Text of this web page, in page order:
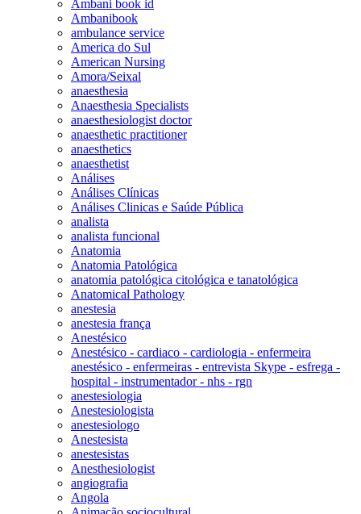
Ambani book id
Ambanibook
ambulance service
America do Sul
American Nursing
Amora/Seixal
anaesthesia
Anaesthesia Specialists
anaesthesiologist doctor
anaesthetic practitioner
anaesthetics
anaesthetist
Análises
Análises Clínicas
Análises Clinicas e Saúde Pública
analista
analista funcional
Anatomia
Anatomia Patológica
anatomia patológica citológica e tanatológica
Anatomical Pathology
anestesia
anestesia frança
Anestésico
Anestésico - cardiaco - cardiologia - enfermeira
anestésico - enfermeiras - entrevista Skype - esfrega -
hospital - instrumentador - nhs - rgn
anestesiologia
Anestesiologista
anestesiologo
Anestesista
anestesistas
Anesthesiologist
angiografia
Angola